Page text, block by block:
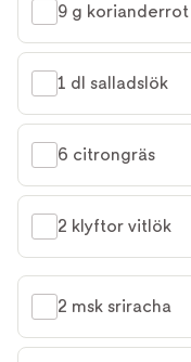
9 g korianderrot
1 dl salladslök
6 citrongräs
2 klyftor vitlök
2 msk sriracha